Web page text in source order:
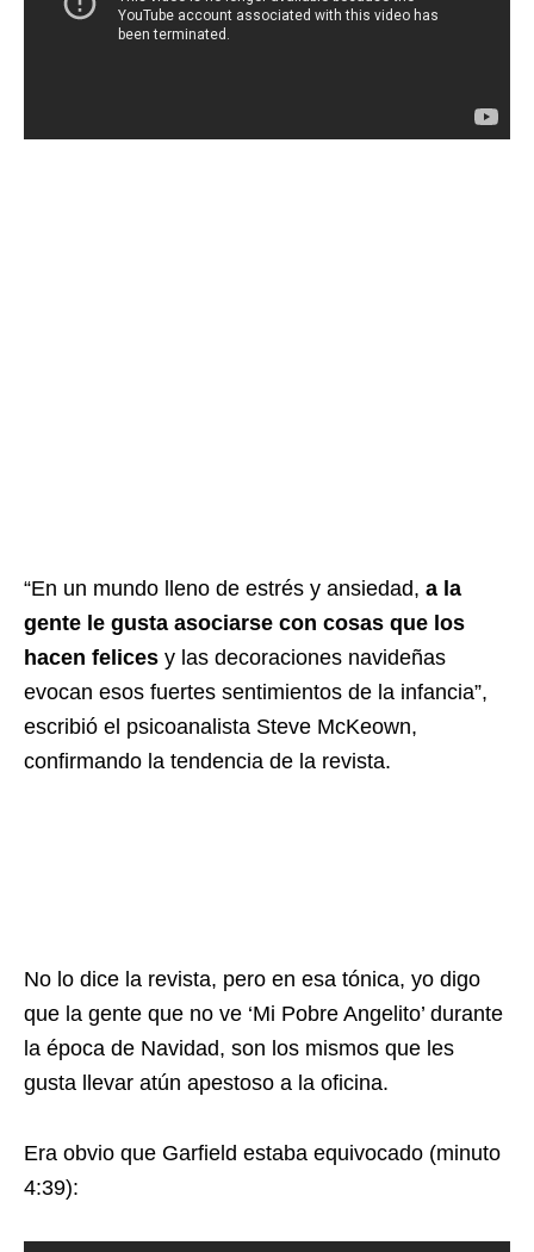
“En un mundo lleno de estrés y ansiedad, a la
gente le gusta asociarse con cosas que los
hacen felices y las decoraciones navideñas
evocan esos fuertes sentimientos de la infancia”,
escribió el psicoanalista Steve McKeown,
confirmando la tendencia de la revista.
No lo dice la revista, pero en esa tónica, yo digo
que la gente que no ve ‘Mi Pobre Angelito’ durante
la época de Navidad, son los mismos que les
gusta llevar atún apestoso a la oficina.
Era obvio que Garfield estaba equivocado (minuto
4:39):